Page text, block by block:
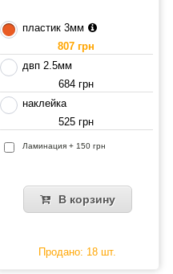
пластик 3мм
807 грн
двп 2.5мм
684 грн
наклейка
525 грн
Ламинация + 150 грн
В корзину
Продано: 18 шт.